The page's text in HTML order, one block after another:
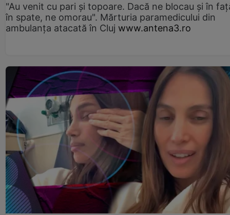
"Au venit cu pari și topoare. Dacă ne blocau şi în
în spate, ne omorau". Mărturia paramedicului din
ambulanţa atacată în Cluj www.antena3.ro